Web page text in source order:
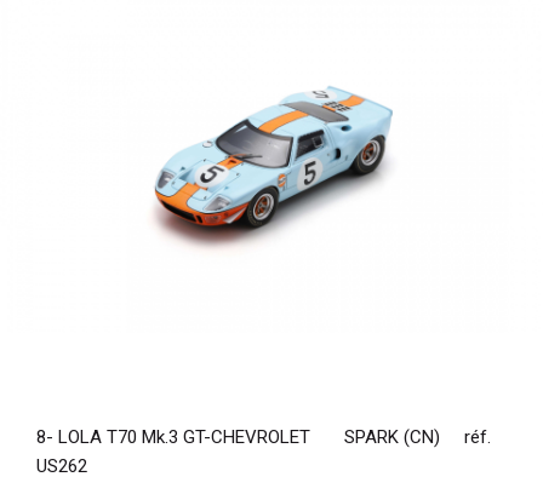
8- LOLA T70 Mk.3 GT-CHEVROLET SPARK (CN) réf.
US262